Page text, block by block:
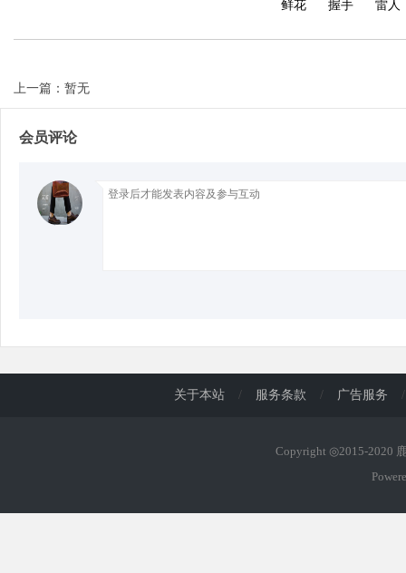
鲜花 握手 雷人
上一篇：暂无
会员评论
关于本站 / 服务条款 / 广告服务 /
Copyright ◎2015-2020